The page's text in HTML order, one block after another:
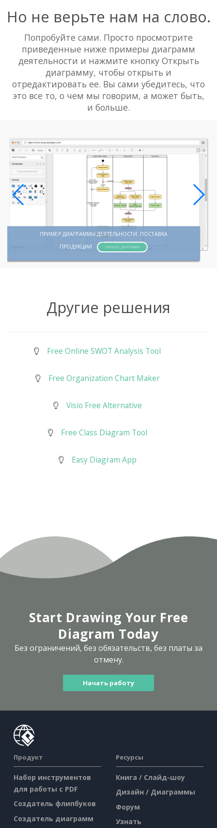
Но не верьте нам на слово.
Попробуйте сами. Просто просмотрите
приведенные ниже примеры диаграмм
деятельности и нажмите кнопку Открыть
диаграмму, чтобы открыть и
отредактировать ее. Вы сами убедитесь, что
это все то, о чем мы говорим, а может быть,
и больше.
ПРИМЕР ДИАГРАММЫ ДЕЯТЕЛЬНОСТИ: ПОСТАВКА
ПРОДУКЦИИ
ОТКРЫТЬ ДИАГРАММУ
Другие решения
Free Online SWOT Analysis Tool
Free Organization Chart Maker
Visio Free Alternative
Free Class Diagram Tool
Easy Diagram App
Start Drawing Your Free
Diagram Today
Без ограничений, без обязательств, без платы за
отмену.
Начать работу
Продукт
Набор инструментов
для работы с PDF
Создатель флипбуков
Создатель диаграмм
Ресурсы
Книга / Слайд-шоу
Дизайн / Диаграммы
Форум
Узнать